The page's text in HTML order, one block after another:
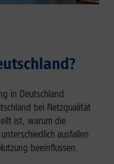
in Deutschland
bei Netzqualität
ist, warum die
ausfallen
beeinflussen.